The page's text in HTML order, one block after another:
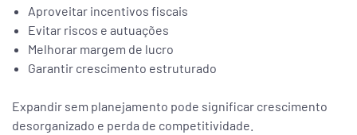
Aproveitar incentivos fiscais
Evitar riscos e autuações
Melhorar margem de lucro
Garantir crescimento estruturado
Expandir sem planejamento pode significar crescimento
desorganizado e perda de competitividade.